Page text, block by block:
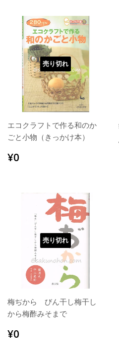
売り切れ
エコクラフトで作る和のか
ごと小物（きっかけ本）
通
常
¥0
売り切れ
梅ぢから びん干し梅干し
から梅酢みそまで
通
常
¥0